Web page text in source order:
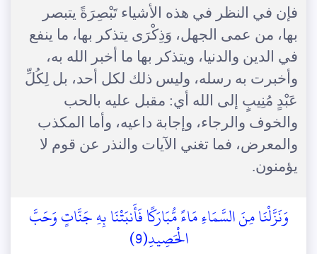
فإن في النظر في هذه الأشياء تَبْصِرَةً يتبصر
بها، من عمى الجهل، وَذِكْرَى يتذكر بها، ما ينفع
في الدين والدنيا، ويتذكر بها ما أخبر الله به،
وأخبرت به رسله، وليس ذلك لكل أحد، بل لِكُلِّ
عَبْدٍ مُنِيبٍ إلى الله أي: مقبل عليه بالحب
والخوف والرجاء، وإجابة داعيه، وأما المكذب
والمعرض، فما تغني الآيات والنذر عن قوم لا
يؤمنون.
وَنَزَّلْنَا مِنَ السَّمَاءِ مَاءً مُّبَارَكًا فَأَنبَتْنَا بِهِ جَنَّاتٍ وَحَبَّ
الْحَصِيدِ(9)